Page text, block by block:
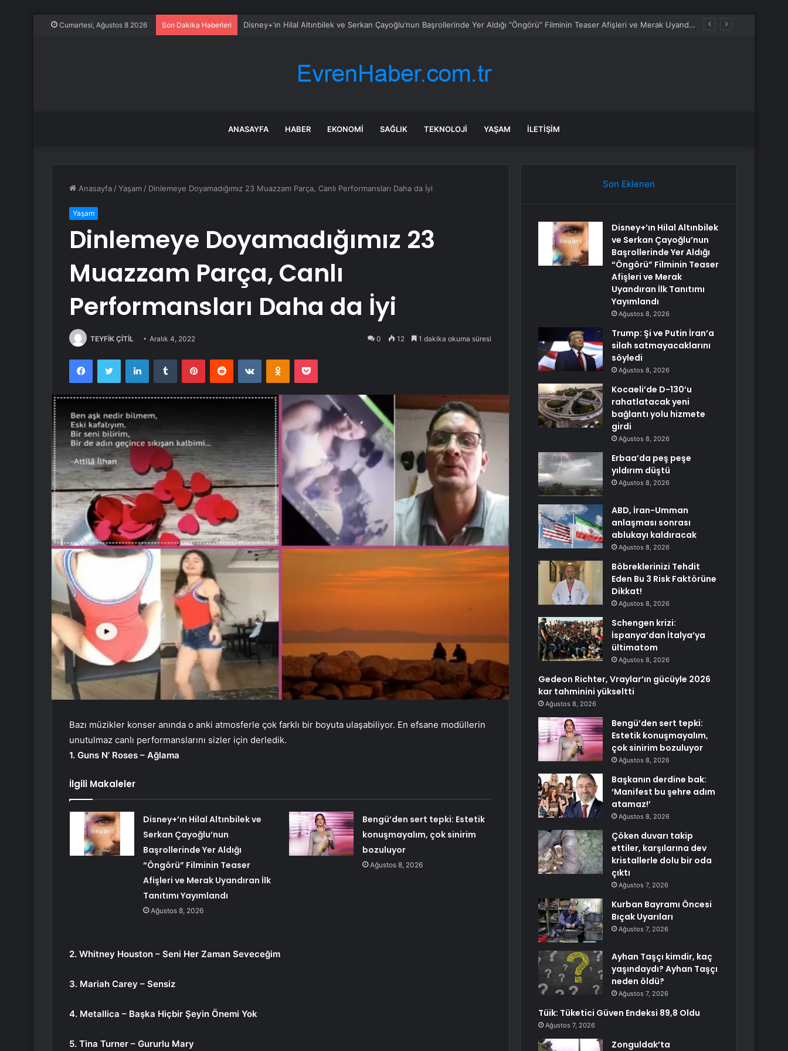
Cumartesi, Ağustos 8 2026 Son Dakika Haberleri Disney+’ın Hilal Altınbilek ve Serkan Çayoğlu’nun Başrollerinde Yer Aldığı “Öngörü” Filminin Teaser Afişleri ve Merak Uyandıran İlk Tanıtımı Yayımlandı
ANASAYFA HABER EKONOMI SAĞLIK TEKNOLOJI YAŞAM İLETIŞIM
Anasayfa /Yaşam / Dinlemeye Doyamadığımız 23 Muazzam Parça, Canlı Performansları Daha da İyi
Yaşam
Dinlemeye Doyamadığımız 23
Muazzam Parça, Canlı
Performansları Daha da İyi
TEYFİK ÇİTİL Aralık 4, 2022 0 12 1 dakika okuma süresi
FacebookTwitter LinkedInTumblr PinterestReddit VKontakteOdnoklassniki
Pocket
Bazı müzikler konser anında o anki atmosferle çok farklı bir boyuta ulaşabiliyor. En efsane modüllerin
unutulmaz canlı performanslarını sizler için derledik.
1. Guns N’ Roses – Ağlama
İlgili Makaleler
Disney+’ın Hilal Altınbilek ve
Serkan Çayoğlu’nun
Başrollerinde Yer Aldığı
“Öngörü” Filminin Teaser
Afişleri ve Merak Uyandıran İlk
Tanıtımı Yayımlandı
Ağustos 8, 2026
Bengü’den sert tepki: Estetik
konuşmayalım, çok sinirim
bozuluyor
Ağustos 8, 2026
2. Whitney Houston – Seni Her Zaman Seveceğim
3. Mariah Carey – Sensiz
4. Metallica – Başka Hiçbir Şeyin Önemi Yok
5. Tina Turner – Gururlu Mary
Son Eklenen
Disney+’ın Hilal Altınbilek
ve Serkan Çayoğlu’nun
Başrollerinde Yer Aldığı
“Öngörü” Filminin Teaser
Afişleri ve Merak
Uyandıran İlk Tanıtımı
Yayımlandı
Ağustos 8, 2026
Trump: Şi ve Putin İran’a
silah satmayacaklarını
söyledi
Ağustos 8, 2026
Kocaeli’de D-130’u
rahatlatacak yeni
bağlantı yolu hizmete
girdi
Ağustos 8, 2026
Erbaa’da peş peşe
yıldırım düştü
Ağustos 8, 2026
ABD, İran-Umman
anlaşması sonrası
ablukayı kaldıracak
Ağustos 8, 2026
Böbreklerinizi Tehdit
Eden Bu 3 Risk Faktörüne
Dikkat!
Ağustos 8, 2026
Schengen krizi:
İspanya’dan İtalya’ya
ültimatom
Ağustos 8, 2026
Gedeon Richter, Vraylar’ın gücüyle 2026
kar tahminini yükseltti
Ağustos 8, 2026
Bengü’den sert tepki:
Estetik konuşmayalım,
çok sinirim bozuluyor
Ağustos 8, 2026
Başkanın derdine bak:
‘Manifest bu şehre adım
atamaz!’
Ağustos 8, 2026
Çöken duvarı takip
ettiler, karşılarına dev
kristallerle dolu bir oda
çıktı
Ağustos 7, 2026
Kurban Bayramı Öncesi
Bıçak Uyarıları
Ağustos 7, 2026
Ayhan Taşçı kimdir, kaç
yaşındaydı? Ayhan Taşçı
neden öldü?
Ağustos 7, 2026
Tüik: Tüketici Güven Endeksi 89,8 Oldu
Ağustos 7, 2026
Zonguldak’ta